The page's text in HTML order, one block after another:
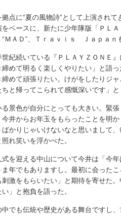
点に“夏の風物詩”として上演されて
ベースに、新たに少年隊版「ＰＬ
ＭＡＤ”、Ｔｒａｖｉｓ Ｊａｐａｎ
紀続いている『ＰＬＡＹＺＯＮＥ
めて明るく楽しくやりたい」と語
めて頑張りたい。けがをしたりジ
と帰ってこられて感慨深いです」と
景色が自分にとっても大きい。緊張
井からお年玉をもらったことを明か
かりじゃいけないなと思いまして、
れ笑いを浮かべた。
を迎える中山について今井は「今
年でもありますし。最初に会った
激をもらいたい」と期待を寄せた
」と抱負を語った。
でも伝統や歴史がある舞台ですし